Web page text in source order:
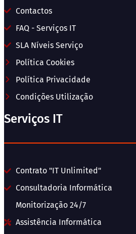
Contactos
FAQ - Serviços IT
SLA Níveis Serviço
Política Cookies
Política Privacidade
Condições Utilização
Serviços IT
Contrato "IT Unlimited"
Consultadoria Informática
Monitorização 24/7
Assistência Informática